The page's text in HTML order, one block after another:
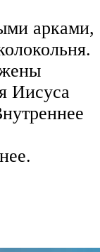
арками,
Иисуса